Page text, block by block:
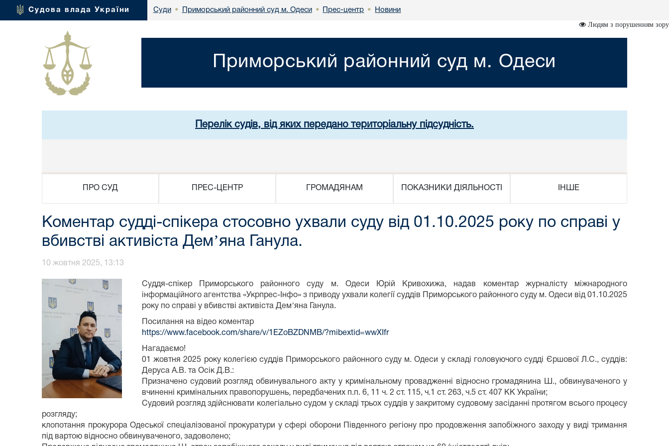
Судова влада України Суди • Приморський районний суд м. Одеси • Прес-центр • Новини
Людям з порушенням зору
Приморський районний суд м. Одеси
Перелік судів, від яких передано територіальну підсудність.
ПРО СУД ПРЕС-ЦЕНТР ГРОМАДЯНАМ ПОКАЗНИКИ ДІЯЛЬНОСТІ ІНШЕ
Коментар судді-спікера стосовно ухвали суду від 01.10.2025 року по справі у
вбивстві активіста Демʼяна Ганула.
10 жовтня 2025, 13:13
Суддя-спікер Приморського районного суду м. Одеси Юрій Кривохижа, надав коментар журналісту міжнародного
інформаційного агентства «Укрпрес-Інфо» з приводу ухвали колегії суддів Приморського районного суду м. Одеси від 01.10.2025
року по справі у вбивстві активіста Демʼяна Ганула.
Посилання на відео коментар
https://www.facebook.com/share/v/1EZoBZDNMB/?mibextid=wwXIfr
Нагадаємо!
01 жовтня 2025 року колегією суддів Приморського районного суду м. Одеси у складі головуючого судді Єршової Л.С., суддів:
Деруса А.В. та Осік Д.В.:
Призначено судовий розгляд обвинувального акту у кримінальному провадженні відносно громадянина Ш., обвинуваченого у
вчиненні кримінальних правопорушень, передбачених п.п. 6, 11 ч. 2 ст. 115, ч.1 ст. 263, ч.5 ст. 407 КК України;
Судовий розгляд здійснювати колегіально судом у складі трьох суддів у закритому судовому засіданні протягом всього процесу
розгляду;
клопотання прокурора Одеської спеціалізованої прокуратури у сфері оборони Південного регіону про продовження запобіжного заходу у виді тримання
під вартою відносно обвинуваченого, задоволено;